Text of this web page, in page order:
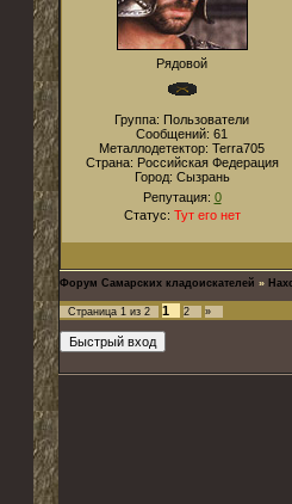
Рядовой
Группа: Пользователи
Сообщений: 61
Металлодетектор: Terra705
Страна: Российская Федерация
Город: Сызрань
Репутация: 0
Статус: Тут его нет
Форум Самарских кладоискателей »
Страница 1 из 2 1 2 »